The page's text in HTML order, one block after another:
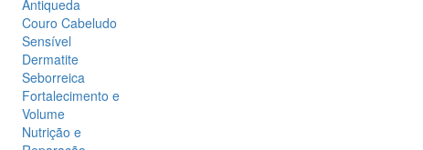
Antiqueda
Couro Cabeludo
Sensível
Dermatite
Seborreica
Fortalecimento e
Volume
Nutrição e